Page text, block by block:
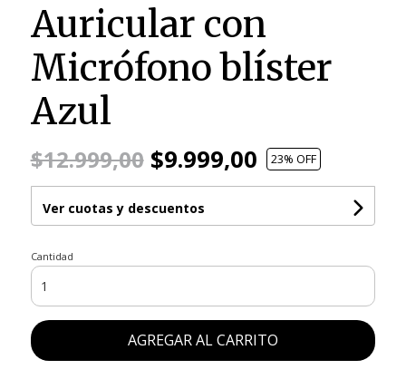
Auricular con
Micrófono blíster
Azul
$12.999,00$9.999,00 23% OFF
Ver cuotas y descuentos
Cantidad
AGREGAR AL CARRITO